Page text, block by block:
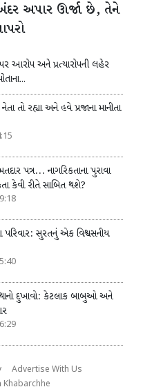
અપાર ઊર્જા છે, તેને
આરોપ અને પ્રત્યારોપની લહેર
તો રહ્યા અને હવે પ્રજાના માનીતા
પત્ર... નાગરિકતાના પુરાવા
કેવી રીતે સાબિત થશે?
સુરતનું એક વિશ્વસનીય
દુખાવો: કેટલાક બાબુઓ અને
Advertise With Us
Khabarchhe